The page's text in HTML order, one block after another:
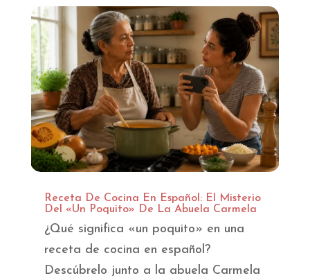
Receta De Cocina En Español: El Misterio
Del «Un Poquito» De La Abuela Carmela
¿Qué significa «un poquito» en una
receta de cocina en español?
Descúbrelo junto a la abuela Carmela